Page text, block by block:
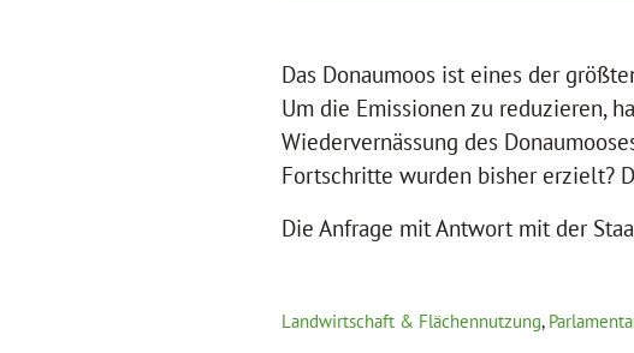
Das Donaumoos ist eines der
Um die Emissionen zu reduzieren,
Wiedervernässung des
Fortschritte wurden bisher erzielt?
Die Anfrage mit Antwort mit der
Landwirtschaft & Flächennutzung,